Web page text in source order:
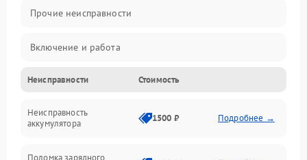
Прочие неисправности
Включение и работа
Работа с нагрузкой
Звук и индикация
Неисправности Стоимость
Неисправность
аккумулятора
1500 ₽ Подробнее →
Поломка зарядного